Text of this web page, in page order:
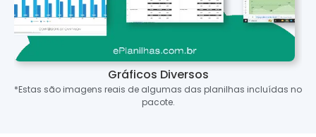
Gráficos Diversos
*Estas são imagens reais de algumas das planilhas incluídas no
pacote.